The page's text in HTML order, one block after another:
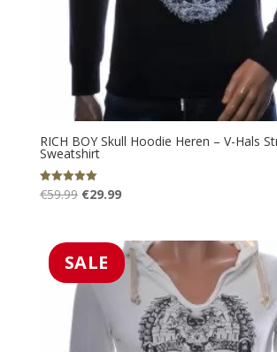
RICH BOY Skull Hoodie Heren – V-Hals
Sweatshirt
Gewaardeerd
5.00
€59.99 Oorspronkelijke
€59.99.
€29.99Huidige
€29.99.
SALE